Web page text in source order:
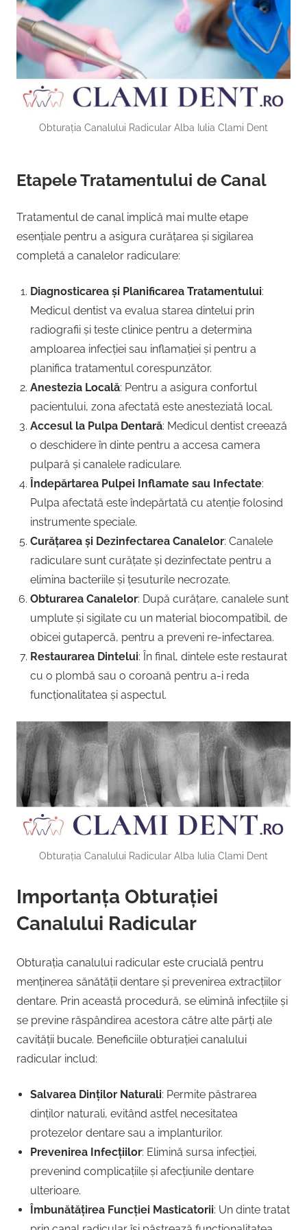
Obturația Canalului Radicular Alba Iulia Clami Dent
Etapele Tratamentului de Canal
Tratamentul de canal implică mai multe etape
esențiale pentru a asigura curățarea și sigilarea
completă a canalelor radiculare:
Diagnosticarea și Planificarea Tratamentului:
Medicul dentist va evalua starea dintelui prin
radiografii și teste clinice pentru a determina
amploarea infecției sau inflamației și pentru a
planifica tratamentul corespunzător.
Anestezia Locală: Pentru a asigura confortul
pacientului, zona afectată este anesteziată local.
Accesul la Pulpa Dentară: Medicul dentist creează
o deschidere în dinte pentru a accesa camera
pulpară și canalele radiculare.
Îndepărtarea Pulpei Inflamate sau Infectate:
Pulpa afectată este îndepărtată cu atenție folosind
instrumente speciale.
Curățarea și Dezinfectarea Canalelor: Canalele
radiculare sunt curățate și dezinfectate pentru a
elimina bacteriile și țesuturile necrozate.
Obturarea Canalelor: După curățare, canalele sunt
umplute și sigilate cu un material biocompatibil, de
obicei gutapercă, pentru a preveni re-infectarea.
Restaurarea Dintelui: În final, dintele este restaurat
cu o plombă sau o coroană pentru a-i reda
funcționalitatea și aspectul.
Obturația Canalului Radicular Alba Iulia Clami Dent
Importanța Obturației
Canalului Radicular
Obturația canalului radicular este crucială pentru
menținerea sănătății dentare și prevenirea extracțiilor
dentare. Prin această procedură, se elimină infecțiile și
se previne răspândirea acestora către alte părți ale
cavității bucale. Beneficiile obturației canalului
radicular includ:
Salvarea Dinților Naturali: Permite păstrarea
dinților naturali, evitând astfel necesitatea
protezelor dentare sau a implanturilor.
Prevenirea Infecțiilor: Elimină sursa infecției,
prevenind complicațiile și afecțiunile dentare
ulterioare.
Îmbunătățirea Funcției Masticatorii: Un dinte tratat